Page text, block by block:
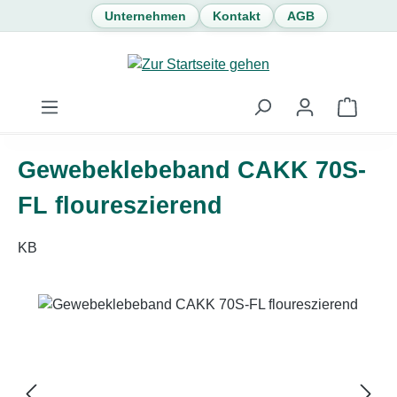
Zum Hauptinhalt springen
Unternehmen Kontakt AGB
Gewebeklebeband CAKK 70S-
FL floureszierend
KB
Bildergalerie überspringen